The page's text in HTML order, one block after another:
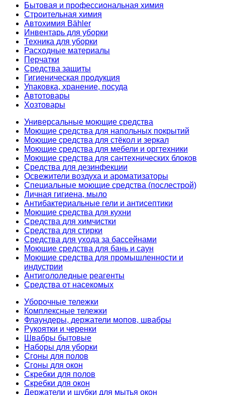
Бытовая и профессиональная химия
Строительная химия
Автохимия Bähler
Инвентарь для уборки
Техника для уборки
Расходные материалы
Перчатки
Средства защиты
Гигиеническая продукция
Упаковка, хранение, посуда
Автотовары
Хозтовары
Универсальные моющие средства
Моющие средства для напольных покрытий
Моющие средства для стёкол и зеркал
Моющие средства для мебели и оргтехники
Моющие средства для сантехнических блоков
Средства для дезинфекции
Освежители воздуха и ароматизаторы
Специальные моющие средства (послестрой)
Личная гигиена, мыло
Антибактериальные гели и антисептики
Моющие средства для кухни
Средства для химчистки
Средства для стирки
Средства для ухода за бассейнами
Моющие средства для бань и саун
Моющие средства для промышленности и
индустрии
Антигололедные реагенты
Средства от насекомых
Уборочные тележки
Комплексные тележки
Флаундеры, держатели мопов, швабры
Рукоятки и черенки
Швабры бытовые
Наборы для уборки
Сгоны для полов
Сгоны для окон
Скребки для полов
Скребки для окон
Держатели и шубки для мытья окон